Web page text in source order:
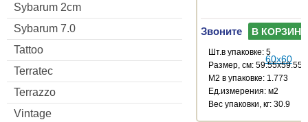
Sybarum 2cm
Sybarum 7.0
Tattoo
Terratec
Terrazzo
Vintage
Звоните В КОРЗИНУ
Шт.в упаковке: 5
Размер, см: 59.55x59.55
М2 в упаковке: 1.773
Ед.измерения: м2
Веc упаковки, кг: 30.9